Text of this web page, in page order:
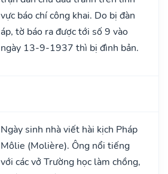
vực báo chí công khai. Do bị đàn
áp, tờ báo ra được tới số 9 vào
ngày 13-9-1937 thì bị đình bản.
Ngày sinh nhà viết hài kịch Pháp
Môlie (Molière). Ông nổi tiếng
với các vở Trường học làm chồng,